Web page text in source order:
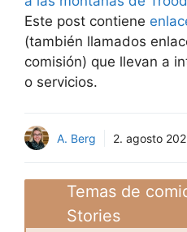
Este post contiene
(también llamados
comisión) que llevan a
o servicios.
A. Berg 2. agosto
Temas de
Stories